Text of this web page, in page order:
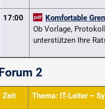
17:00
Komfortable
Ob Vorlage,
unterstützen Ihre
Forum 2
Zeit Thema: IT-Leiter –